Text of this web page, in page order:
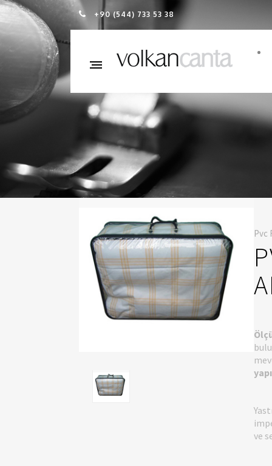
+90 (544) 733 53 38
Pvc
ve